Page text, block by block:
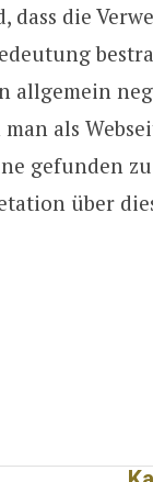
dass die
allgemein
man als
gefunden
über